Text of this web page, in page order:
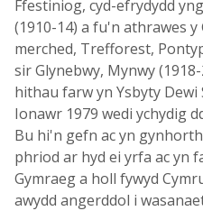
Ffestiniog, cyd-efrydydd
(1910-14) a fu'n athrawes
merched, Trefforest,
sir Glynebwy, Mynwy
hithau farw yn Ysbyty Dewi
Ionawr 1979 wedi ychydig
Bu hi'n gefn ac yn
phriod ar hyd ei yrfa ac yn
Gymraeg a holl fywyd
awydd angerddol i